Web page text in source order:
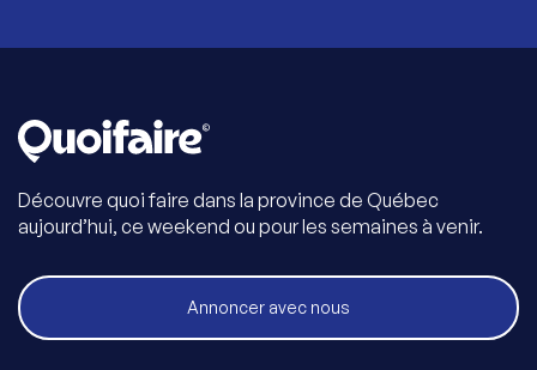
Découvre quoi faire dans la province de Québec
aujourd’hui, ce weekend ou pour les semaines à venir.
Annoncer avec nous